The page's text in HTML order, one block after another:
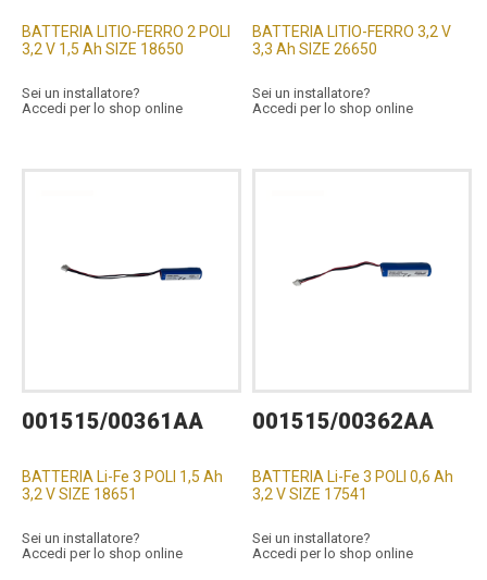
BATTERIA LITIO-FERRO 2 POLI
3,2 V 1,5 Ah SIZE 18650
Sei un installatore?
Accedi per lo shop online
BATTERIA LITIO-FERRO 3,2 V
3,3 Ah SIZE 26650
Sei un installatore?
Accedi per lo shop online
001515/00361AA
BATTERIA Li-Fe 3 POLI 1,5 Ah
3,2 V SIZE 18651
Sei un installatore?
Accedi per lo shop online
001515/00362AA
BATTERIA Li-Fe 3 POLI 0,6 Ah
3,2 V SIZE 17541
Sei un installatore?
Accedi per lo shop online